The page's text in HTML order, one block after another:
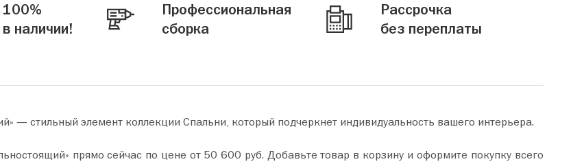
100%
в наличии!
Профессиональная
сборка
Рассрочка
без переплаты
— стильный элемент коллекции Спальни, который подчеркнет индивидуальность вашего интерьера.
от 50 600 руб. Добавьте товар в корзину и оформите покупку всего